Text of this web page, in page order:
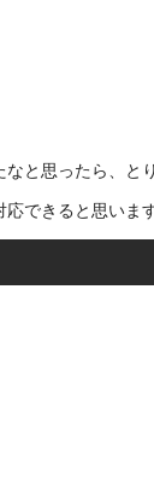
と思ったら、と
できると思いま